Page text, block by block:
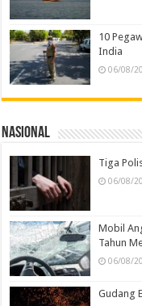
10
India
06/08/
Nasional
Tiga
06/08/
Mobil
Tahun
06/08/
Gudang